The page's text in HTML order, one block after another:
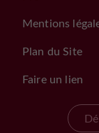
Mentions
Plan du Site
Faire un lien